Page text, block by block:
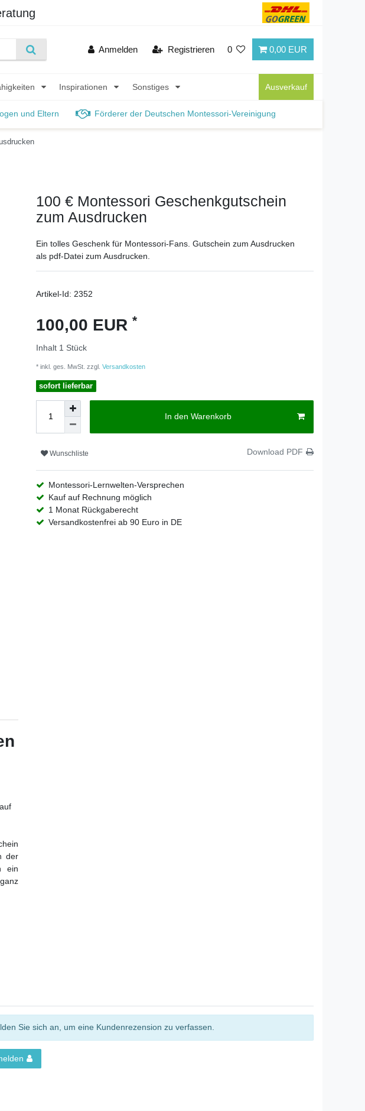
Anmelden Registrieren 0 0,00 EUR
Inspirationen Sonstiges Ausverkauf
und Eltern Förderer der Deutschen Montessori-Vereinigung
der
ein
100 € Montessori Geschenkgutschein
zum Ausdrucken
Ein tolles Geschenk für Montessori-Fans. Gutschein zum Ausdrucken
als pdf-Datei zum Ausdrucken.
Artikel-Id: 2352
100,00 EUR *
Inhalt 1 Stück
* inkl. ges. MwSt. zzgl. Versandkosten
sofort lieferbar
In den Warenkorb
Wunschliste Download PDF
Montessori-Lernwelten-Versprechen
Kauf auf Rechnung möglich
1 Monat Rückgaberecht
Versandkostenfrei ab 90 Euro in DE
Sie sich an, um eine Kundenrezension zu verfassen.